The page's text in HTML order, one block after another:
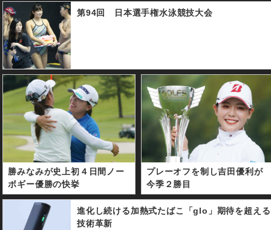
第94回 日本選手権水泳競技大会
勝みなみが史上初４日間ノー
ボギー優勝の快挙
プレーオフを制し吉田優利が
今季２勝目
進化し続ける加熱式たばこ「glo」期待を超える
技術革新